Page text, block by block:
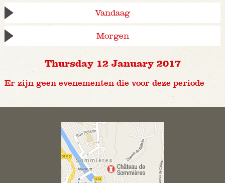
Vandaag
Morgen
Thursday 12 January 2017
Er zijn geen evenementen die voor deze periode